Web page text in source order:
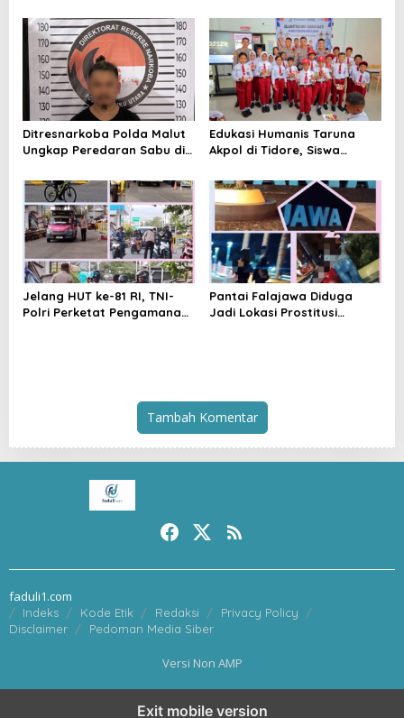
Lalu Punya Siapa?
Kapolda
Ditresnarkoba Polda Malut
Ungkap Peredaran Sabu di
Pengedar Diamankan
Edukasi Humanis Taruna
Akpol di Tidore, Siswa
Mandiri
Jelang HUT ke-81 RI, TNI-
Polri Perketat Pengamanan
Pantai Falajawa Diduga
Jadi Lokasi Prostitusi
Tambah Komentar
faduli1.com
Indeks Kode Etik Redaksi
Privacy Policy
Disclaimer
Pedoman Media Siber
Versi Non AMP
Exit mobile version